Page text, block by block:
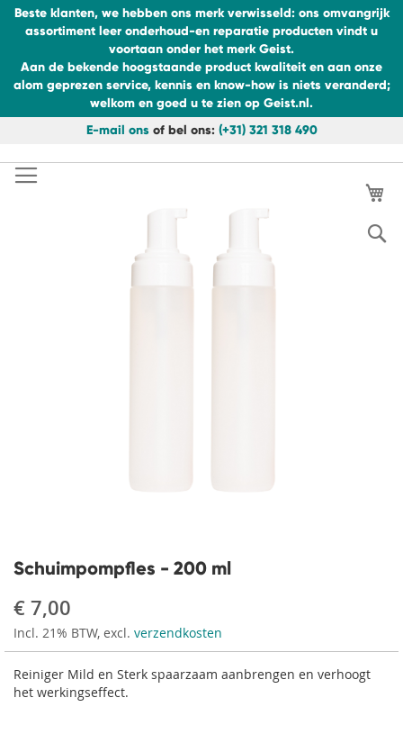
Beste klanten, we hebben ons merk verwisseld: ons omvangrijk
assortiment leer onderhoud-en reparatie producten vindt u
voortaan onder het merk Geist.
Aan de bekende hoogstaande product kwaliteit en aan onze
alom geprezen service, kennis en know-how is niets veranderd;
welkom en goed u te zien op Geist.nl.
E-mail onsof bel ons: (+31) 321 318 490
naar
de
Ga
naar
naar
begin
van
de
afbeeldingen-
gallerij
Schuimpompfles - 200 ml
€ 7,00
Incl. 21% BTW, excl. verzendkosten
Reiniger Mild en Sterk spaarzaam aanbrengen en verhoogt
het werkingseffect.